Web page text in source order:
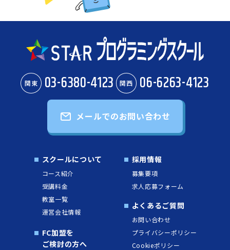
関東 03-6380-4123 関西 06-6263-4123
メールでのお問い合わせ
スクールについて
コース紹介
受講料金
教室一覧
運営会社情報
FC加盟を
ご検討の方へ
採用情報
募集要項
求人応募フォーム
よくあるご質問
お問い合わせ
プライバシーポリシー
Cookieポリシー